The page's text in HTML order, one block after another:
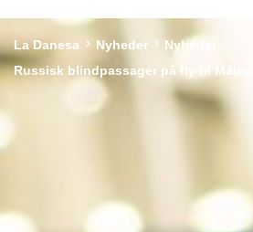
La Danesa Nyheder
Nyheder
Russisk blindpassager på fly til Málaga